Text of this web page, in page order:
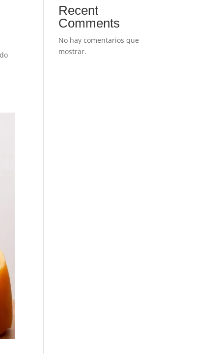
Recent
Comments
No hay comentarios que
mostrar.